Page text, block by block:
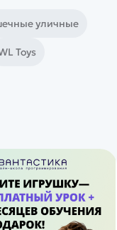
уличные
Toys